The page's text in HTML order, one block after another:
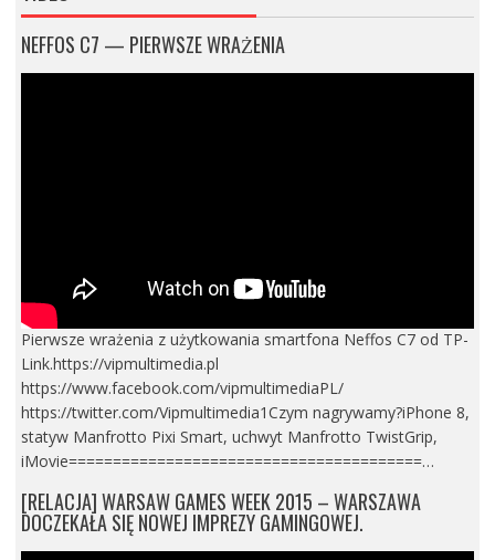
NEFFOS C7 — PIERWSZE WRAŻENIA
Pierwsze wrażenia z użytkowania smartfona Neffos C7 od TP-
Link.https://vipmultimedia.pl
https://www.facebook.com/vipmultimediaPL/
https://twitter.com/Vipmultimedia1Czym nagrywamy?iPhone 8,
statyw Manfrotto Pixi Smart, uchwyt Manfrotto TwistGrip,
iMovie========================================…
[RELACJA] WARSAW GAMES WEEK 2015 – WARSZAWA
DOCZEKAŁA SIĘ NOWEJ IMPREZY GAMINGOWEJ.